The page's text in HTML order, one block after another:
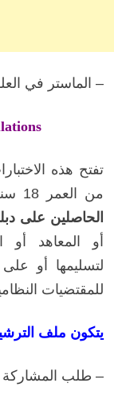
– الماستر في
تفتح هذه
من العمر 18 سنة على الأقل و 45 سنة على الأكثر و
الحاصلين على
أو المعاهد أو
لتسليمها أو
للمقتضيات
يتكون ملف
– طلب المشاركة